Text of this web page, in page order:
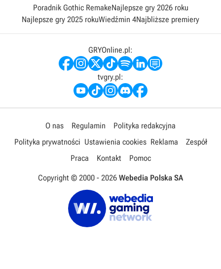
Poradnik Gothic RemakeNajlepsze gry 2026 roku
Najlepsze gry 2025 rokuWiedźmin 4Najbliższe premiery
GRYOnline.pl:
tvgry.pl:
O nas Regulamin
Polityka redakcyjna
Polityka prywatności Ustawienia cookies Reklama
Zespół
Praca
Kontakt Pomoc
Copyright © 2000 - 2026 Webedia Polska SA